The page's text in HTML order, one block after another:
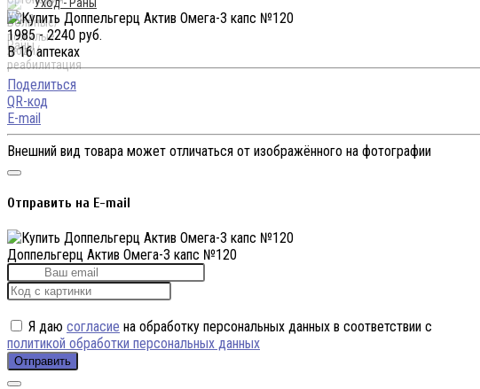
1985 - 2240 руб.
В 16 аптеках
Поделиться
QR-код
E-mail
Внешний вид товара может отличаться от изображённого на фотографии
Отправить на E-mail
Доппельгерц Актив Омега-3 капс №120
Я даю согласие на обработку персональных данных в соответствии с
политикой обработки персональных данных
Отправить